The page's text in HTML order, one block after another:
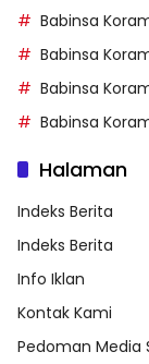
Babinsa
Babinsa
Babinsa
Babinsa
Halaman
Indeks Berita
Indeks Berita
Info Iklan
Kontak Kami
Pedoman Media